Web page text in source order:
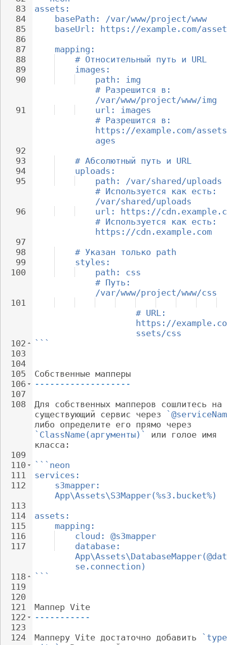
83
84
85
86
87
88
89
90
91
92
93
94
95
96
97
98
99
100
101
102
103
104
105
106
107
108
109
110
111
112
113
114
115
116
117
118
119
120
121
122
123
124
assets:
basePath: /var/www/project/www
baseUrl: https://example.com/
mapping:
# Относительный путь и URL
images:
path:
# Разрешится в:
/var/www/project/www/img
url:
# Разрешится в:
https://example.com/
ages
# Абсолютный путь и URL
uploads:
path: /var/shared/
# Используется как есть:
/var/shared/uploads
url: https://
# Используется как есть:
https://cdn.example.com
# Указан только path
styles:
path:
# Путь:
/var/www/project/www/css
# URL:
https://
ssets/css
```
Собственные мапперы
-------------------
Для собственных мапперов сошлитесь на
существующий сервис через
либо определите его прямо через
`ClassName(аргументы)`
или голое имя
класса:
```neon
services:
s3mapper:
App\Assets\S3Mapper(%s3.bucket%)
assets:
mapping:
cloud: @s3mapper
database:
se.connection)
```
Маппер Vite
-----------
Мапперу Vite достаточно добавить